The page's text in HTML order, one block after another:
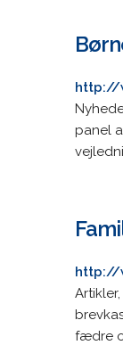
http://
panel
http://
fædre